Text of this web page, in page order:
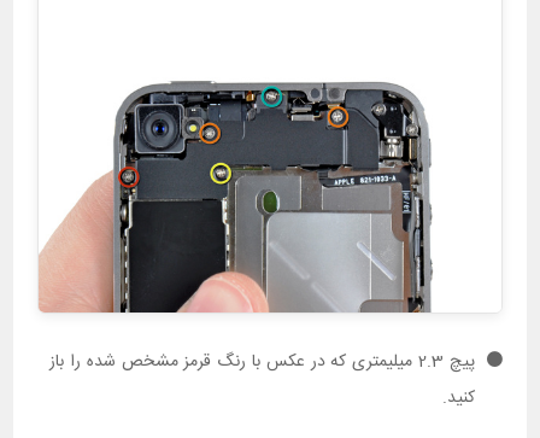
پیچ 2.3 میلیمتری که در عکس با رنگ قرمز مشخص شده را باز
کنید.